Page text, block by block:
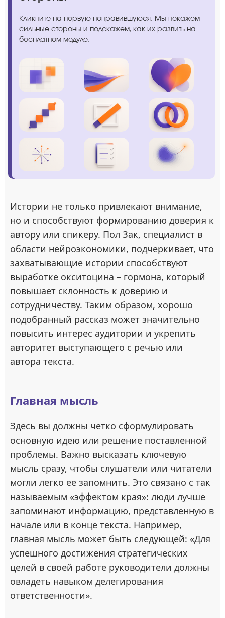
Кликните на первую понравившуюся. Мы покажем
сильные стороны и подскажем, как их развить на
бесплатном модуле.
Истории не только привлекают внимание,
но и способствуют формированию доверия к
автору или спикеру. Пол Зак, специалист в
области нейроэкономики, подчеркивает, что
захватывающие истории способствуют
выработке окситоцина – гормона, который
повышает склонность к доверию и
сотрудничеству. Таким образом, хорошо
подобранный рассказ может значительно
повысить интерес аудитории и укрепить
авторитет выступающего с речью или
автора текста.
Главная мысль
Здесь вы должны четко сформулировать
основную идею или решение поставленной
проблемы. Важно высказать ключевую
мысль сразу, чтобы слушатели или читатели
могли легко ее запомнить. Это связано с так
называемым «эффектом края»: люди лучше
запоминают информацию, представленную в
начале или в конце текста. Например,
главная мысль может быть следующей: «Для
успешного достижения стратегических
целей в своей работе руководители должны
овладеть навыком делегирования
ответственности».